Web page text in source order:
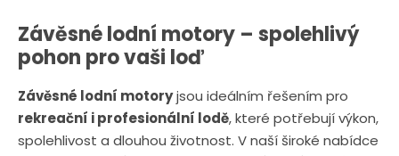
p
o
e
t
p
e
t
Závěsné lodní motory – spolehlivý
pohon pro vaši loď
Závěsné lodní motoryjsou ideálním řešením pro
rekreační i profesionální lodě, které potřebují výkon,
spolehlivost a dlouhou životnost. V naší široké nabídce